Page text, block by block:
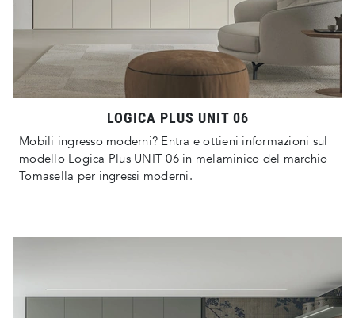
LOGICA PLUS UNIT 06
Mobili ingresso moderni? Entra e ottieni informazioni sul
modello Logica Plus UNIT 06 in melaminico del marchio
Tomasella per ingressi moderni.